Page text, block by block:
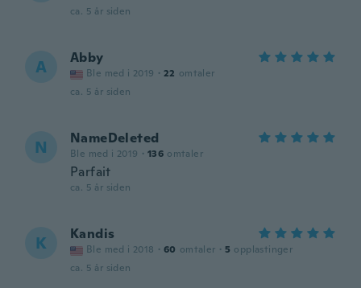
ca. 5 år siden
A Abby
Ble med i 2019 · 22 omtaler
ca. 5 år siden
N NameDeleted
Ble med i 2019 · 136 omtaler
Parfait
ca. 5 år siden
K Kandis
Ble med i 2018 · 60 omtaler · 5 opplastinger
ca. 5 år siden